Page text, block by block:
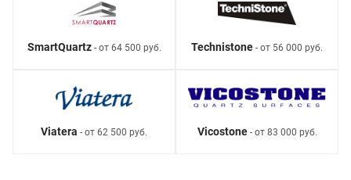
SmartQuartz- от 64 500 руб. Technistone - от 56 000 руб.
Viatera - от 62 500 руб. Vicostone- от 83 000 руб.